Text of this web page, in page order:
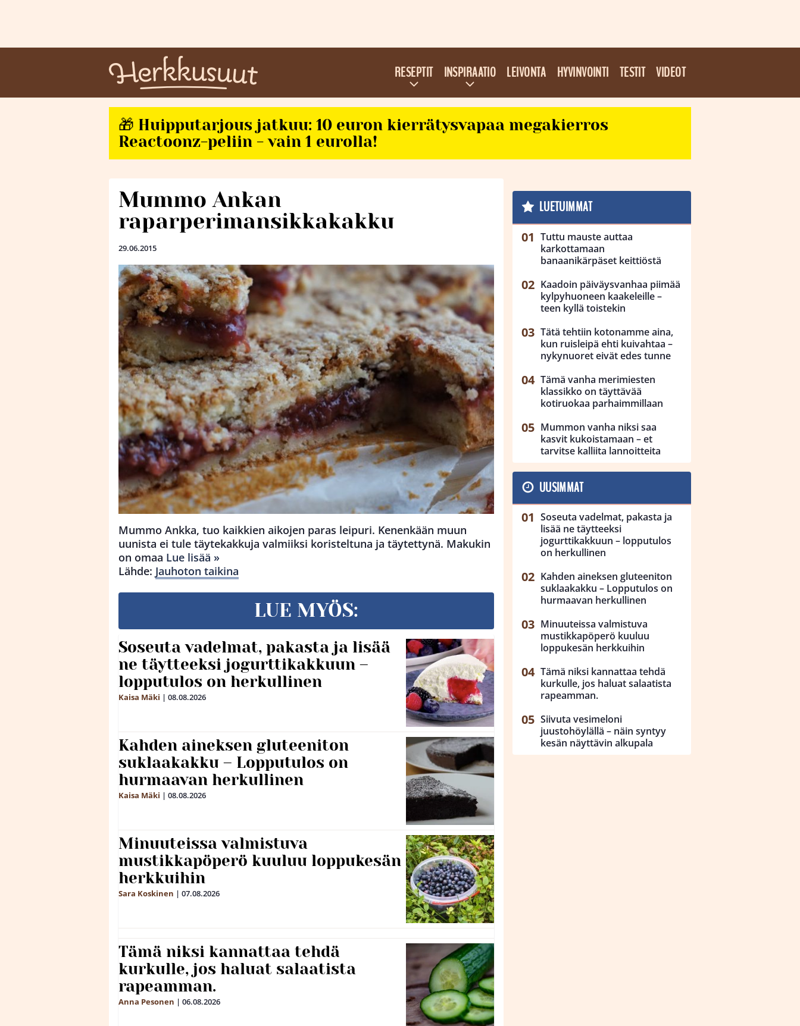
RESEPTIT INSPIRAATIO LEIVONTA HYVINVOINTI TESTIT VIDEOT
🎁 Huipputarjous jatkuu: 10 euron kierrätysvapaa megakierros
Reactoonz-peliin - vain 1 eurolla!
Mummo Ankan
raparperimansikkakakku
29.06.2015
Mummo Ankka, tuo kaikkien aikojen paras leipuri. Kenenkään muun
uunista ei tule täytekakkuja valmiiksi koristeltuna ja täytettynä. Makukin
on omaa Lue lisää »
Lähde: Jauhoton taikina
LUE MYÖS:
Soseuta vadelmat, pakasta ja lisää
ne täytteeksi jogurttikakkuun –
lopputulos on herkullinen
Kaisa Mäki | 08.08.2026
Kahden aineksen gluteeniton
suklaakakku – Lopputulos on
hurmaavan herkullinen
Kaisa Mäki | 08.08.2026
Minuuteissa valmistuva
mustikkapöperö kuuluu loppukesän
herkkuihin
Sara Koskinen | 07.08.2026
Tämä niksi kannattaa tehdä
kurkulle, jos haluat salaatista
rapeamman.
Anna Pesonen | 06.08.2026
LUETUIMMAT
Tuttu mauste auttaa
karkottamaan
banaanikärpäset keittiöstä
Kaadoin päiväysvanhaa piimää
kylpyhuoneen kaakeleille –
teen kyllä toistekin
Tätä tehtiin kotonamme aina,
kun ruisleipä ehti kuivahtaa –
nykynuoret eivät edes tunne
Tämä vanha merimiesten
klassikko on täyttävää
kotiruokaa parhaimmillaan
Mummon vanha niksi saa
kasvit kukoistamaan – et
tarvitse kalliita lannoitteita
UUSIMMAT
Soseuta vadelmat, pakasta ja
lisää ne täytteeksi
jogurttikakkuun – lopputulos
on herkullinen
Kahden aineksen gluteeniton
suklaakakku – Lopputulos on
hurmaavan herkullinen
Minuuteissa valmistuva
mustikkapöperö kuuluu
loppukesän herkkuihin
Tämä niksi kannattaa tehdä
kurkulle, jos haluat salaatista
rapeamman.
Siivuta vesimeloni
juustohöylällä – näin syntyy
kesän näyttävin alkupala